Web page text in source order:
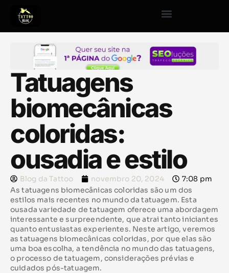
Tatuagens
biomecânicas
coloridas:
ousadia e estilo
Blog da Tattoo novembro 20, 2024
7:08 pm
As tatuagens biomecânicas coloridas são um dos
estilos mais recentes no mundo da tatuagem. Esta
ousada variedade de tatuagem oferece uma abordagem
interessante e surpreendente, que atrai tanto iniciantes
quanto entusiastas experientes. Neste artigo, veremos
as tatuagens biomecânicas coloridas, por que elas são
uma boa escolha, a tendência no mundo das tatuagens,
o processo de tatuagem, considerações prévias e
cuidados pós-tatuagem.